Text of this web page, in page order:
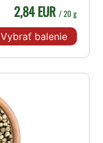
2,84 EUR / 20 g
Vybrať balenie